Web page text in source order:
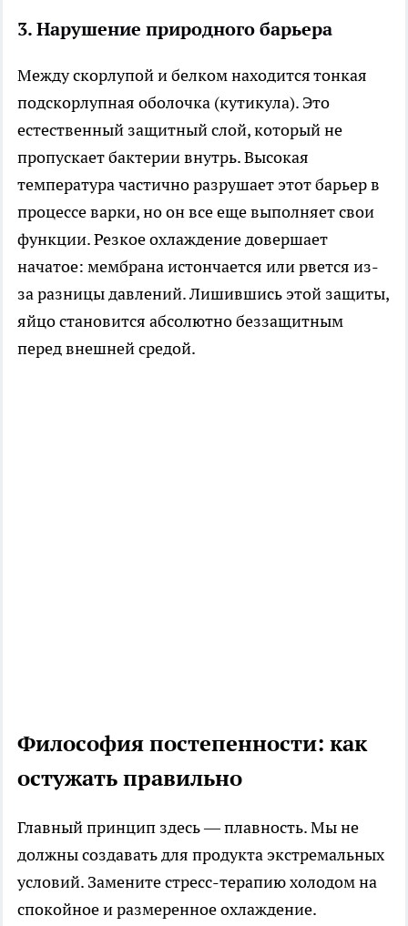
3. Нарушение природного барьера
Между скорлупой и белком находится тонкая
подскорлупная оболочка (кутикула). Это
естественный защитный слой, который не
пропускает бактерии внутрь. Высокая
температура частично разрушает этот барьер в
процессе варки, но он все еще выполняет свои
функции. Резкое охлаждение довершает
начатое: мембрана истончается или рвется из-
за разницы давлений. Лишившись этой защиты,
яйцо становится абсолютно беззащитным
перед внешней средой.
Философия постепенности: как
остужать правильно
Главный принцип здесь — плавность. Мы не
должны создавать для продукта экстремальных
условий. Замените стресс-терапию холодом на
спокойное и размеренное охлаждение.